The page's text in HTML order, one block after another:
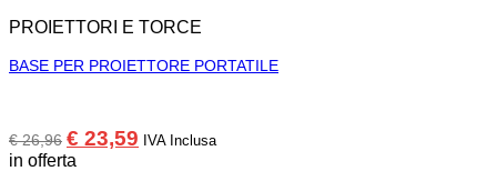
PROIETTORI E TORCE
BASE PER PROIETTORE PORTATILE
€26,96 Il
prezzo
€ 23,59 IlIVA Inclusa
in offerta